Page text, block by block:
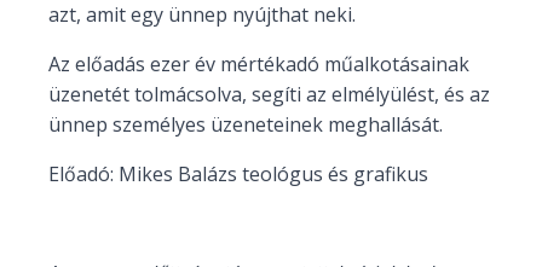
azt, amit egy ünnep nyújthat neki.
Az előadás ezer év mértékadó műalkotásainak
üzenetét tolmácsolva, segíti az elmélyülést, és az
ünnep személyes üzeneteinek meghallását.
Előadó: Mikes Balázs teológus és grafikus